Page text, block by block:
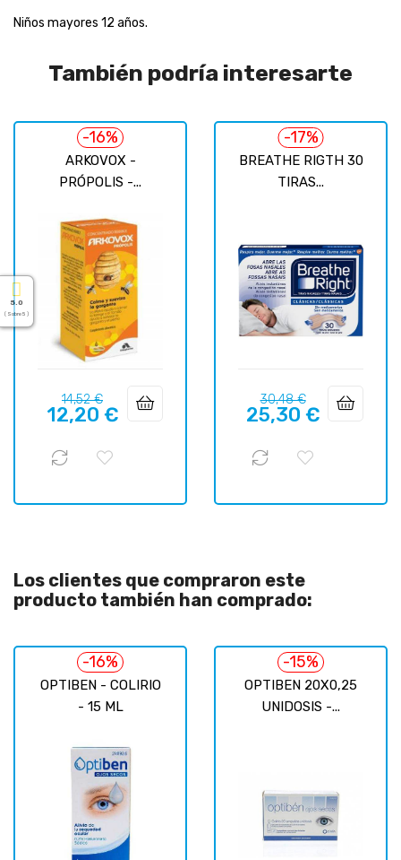
Niños mayores 12 años.
También podría interesarte
ARKOVOX -
PRÓPOLIS -...
-16%
Precio
regular
14,52 €Precio
12,20 €
BREATHE RIGTH 30
TIRAS...
-17%
Precio
regular
30,48 €Precio
25,30 €
Los clientes que compraron este
producto también han comprado:
OPTIBEN - COLIRIO
- 15 ML
-16%
OPTIBEN 20X0,25
UNIDOSIS -...
-15%
5.0
( Sobre 5 )